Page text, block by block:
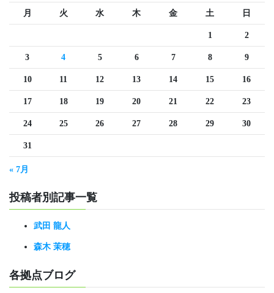
月 火 水 木 金 土 日
1 2
3 4 5 6 7 8 9
10 11 12 13 14 15 16
17 18 19 20 21 22 23
24 25 26 27 28 29 30
31
« 7月
投稿者別記事一覧
武田 龍人
森木 茉穂
各拠点ブログ